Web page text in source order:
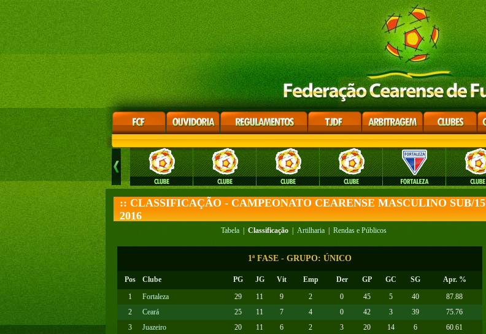
:: CLASSIFICAÇÃO - CAMPEONATO CEARENSE MASCULINO SUB/15
2016
Tabela Classificação Artilharia Rendas e Públicos
1ª FASE - GRUPO: ÚNICO
Pos Clube PG JG Vit Emp Der GP GC SG
Apr. %
1
Fortaleza 29 11 9 2 0 45 5 40
87.88
2
Ceará 25 11 7 4 0 42 3 39
75.76
3
Juazeiro 20 11 6 2 3 20 14 6
60.61